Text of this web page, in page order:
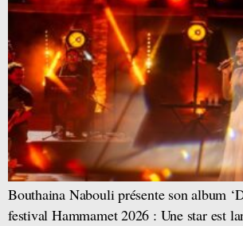
Bouthaina Nabouli présente son album
festival Hammamet 2026 : Une star est